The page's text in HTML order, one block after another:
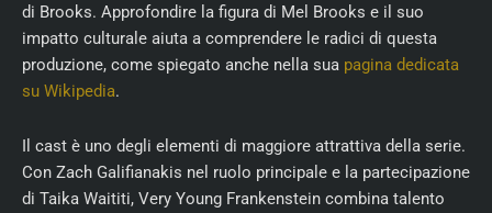
di Brooks. Approfondire la figura di Mel Brooks e il suo
impatto culturale aiuta a comprendere le radici di questa
produzione, come spiegato anche nella sua pagina dedicata
su Wikipedia.
Il cast è uno degli elementi di maggiore attrattiva della serie.
Con Zach Galifianakis nel ruolo principale e la partecipazione
di Taika Waititi, Very Young Frankenstein combina talento